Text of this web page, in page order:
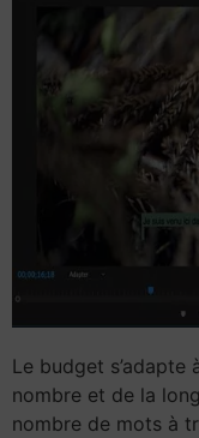
Le budget
nombre et de la
nombre de mots à